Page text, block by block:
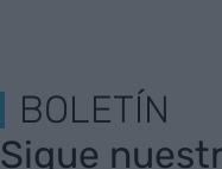
BOLETÍN
Sigue